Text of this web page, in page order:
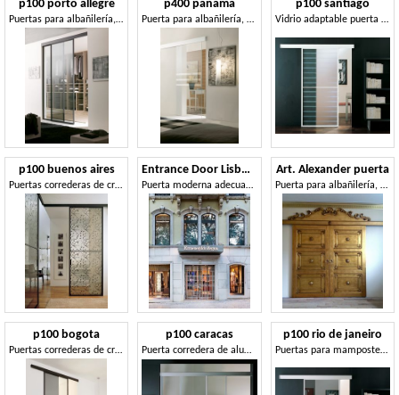
p100 porto allegre
Puertas para albañilería, hechos a medida
p400 panama
Puerta para albañilería, estructura de aluminio, para los hoteles
p100 santiago
Vidrio adaptable puerta corredera
p100 buenos aires
Puertas correderas de cristal para albañilería, estructura de aluminio
Entrance Door Lisbona
Puerta moderna adecuada para interiores como en exteriores
Art. Alexander puerta
Puerta para albañilería, rica talla, acabado pan de oro
p100 bogota
Puertas correderas de cristal con marco de aluminio
p100 caracas
Puerta corredera de aluminio para el vestíbulo del hotel
p100 rio de janeiro
Puertas para mampostería de aluminio, para la oficina